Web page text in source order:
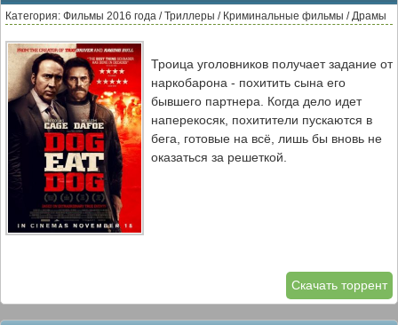
Категория: Фильмы 2016 года / Триллеры / Криминальные фильмы / Драмы
Троица уголовников получает задание от
наркобарона - похитить сына его
бывшего партнера. Когда дело идет
наперекосяк, похитители пускаются в
бега, готовые на всё, лишь бы вновь не
оказаться за решеткой.
Скачать торрент